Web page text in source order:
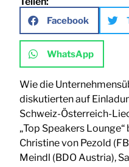
Facebook
WhatsApp
Wie die
diskutierten auf
Schweiz-Österreich-
„Top Speakers
Christine von Pezold
Meindl (BDO Austria),